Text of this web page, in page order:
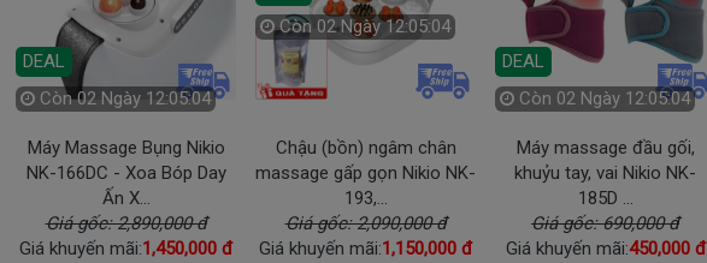
DEAL
Còn02 Ngày 12:05:02
Máy Massage Bụng Nikio
NK-166DC - Xoa Bóp Day
Ấn X...
Giá gốc: 2,890,000 đ
Giá khuyến mãi:1,450,000 đ
Còn 02 Ngày 12:05:02
Chậu (bồn) ngâm chân
massage gấp gọn Nikio NK-
193,...
Giá gốc: 2,090,000 đ
Giá khuyến mãi:1,150,000 đ
DEAL
Còn 02 Ngày 12:05:02
Máy massage đầu gối,
khuỷu tay, vai Nikio NK-
185D ...
Giá gốc: 690,000 đ
Giá khuyến mãi:450,000 đ